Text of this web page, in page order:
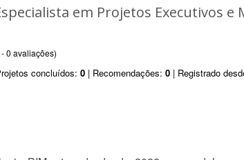
em Projetos Executivos e
- 0 avaliações)
concluídos: 0 | Recomendações: 0 | Registrado